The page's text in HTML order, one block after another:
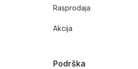
Rasprodaja
Akcija
Podrška